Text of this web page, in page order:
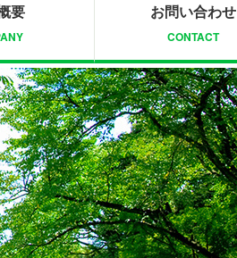
要 お問い合わせ
CONTACT